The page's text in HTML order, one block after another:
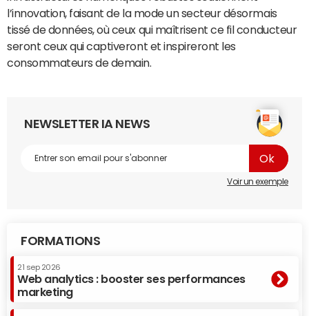
l’innovation, faisant de la mode un secteur désormais
tissé de données, où ceux qui maîtrisent ce fil conducteur
seront ceux qui captiveront et inspireront les
consommateurs de demain.
NEWSLETTER IA NEWS
Voir un exemple
FORMATIONS
21 sep 2026
Web analytics : booster ses performances
marketing